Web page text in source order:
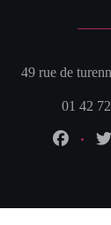
49 rue de
01 42